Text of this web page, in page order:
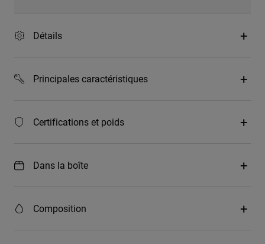
Détails
Principales caractéristiques
Certifications et poids
Dans la boîte
Composition